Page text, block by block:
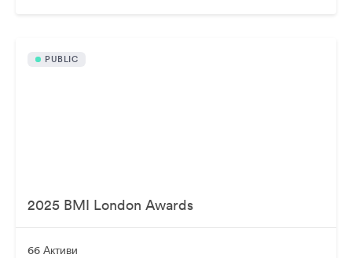
PUBLIC
2025 BMI London Awards
66 Активи